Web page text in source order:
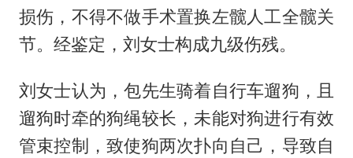
损伤，不得不做手术置换左髋人工全髋关
节。经鉴定，刘女士构成九级伤残。
刘女士认为，包先生骑着自行车遛狗，且
遛狗时牵的狗绳较长，未能对狗进行有效
管束控制，致使狗两次扑向自己，导致自